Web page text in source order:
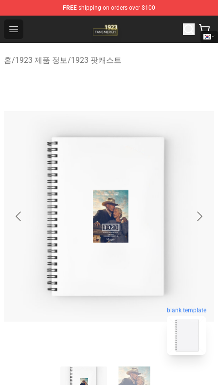
FREE shipping on orders over $100
Open menu
1923 Shop - Official 1923 Merchandise Store
홈/1923 제품 정보/1923 팟캐스트
blank template